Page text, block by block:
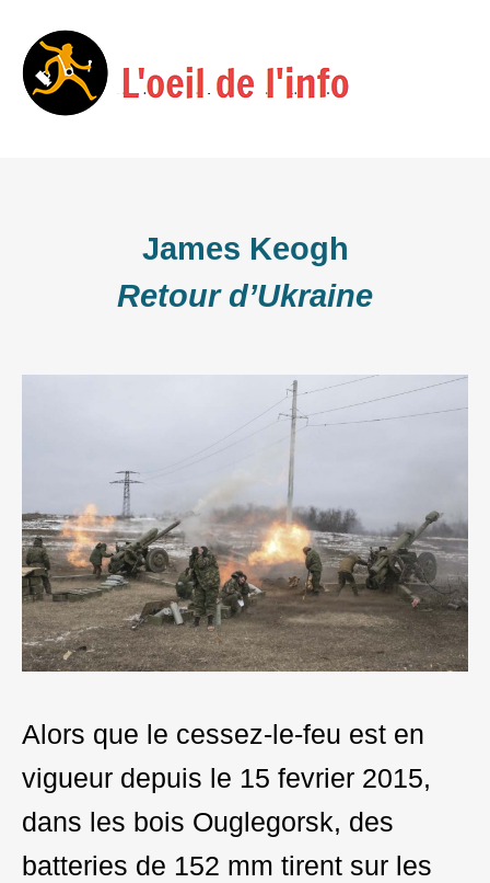
Skip
to
James Keogh
Retour d’Ukraine
Alors que le cessez-le-feu est en
vigueur depuis le 15 fevrier 2015,
dans les bois Ouglegorsk, des
batteries de 152 mm tirent sur les